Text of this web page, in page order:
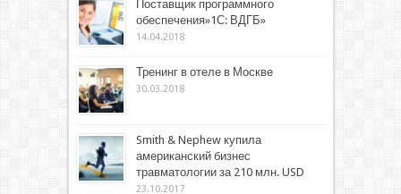
Поставщик программного
обеспечения»1С: ВДГБ»
14.04.2018
Тренинг в отеле в Москве
30.03.2018
Smith & Nephew купила
американский бизнес
травматологии за 210 млн. USD
23.10.2017